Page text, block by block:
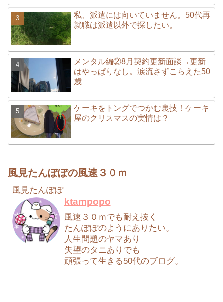
私、派遣には向いていません。50代再
就職は派遣以外で探したい。
メンタル編②8月契約更新面談→更新
はやっぱりなし。涙流さずこらえた50
歳
ケーキをトングでつかむ裏技！ケーキ
屋のクリスマスの実情は？
風見たんぽぽの風速３０ｍ
風見たんぽぽ
ktampopo
風速３０ｍでも耐え抜く
たんぽぽのようにありたい。
人生問題のヤマあり
失望のタニありでも
頑張って生きる50代のブログ。